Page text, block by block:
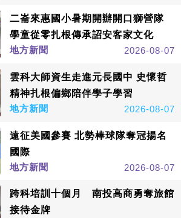
二崙來惠國小暑期開辦開口獅營隊
學童從零扎根傳承詔安客家文化
地方新聞
2026-08-07
雲科大師資生走進元長國中 史懷哲
精神扎根偏鄉陪伴學子學習
地方新聞
2026-08-07
遠征美國參賽 北勢棒球隊奪冠揚名
國際
地方新聞
2026-08-07
跨科培訓十個月 南投高商勇奪旅館
接待金牌